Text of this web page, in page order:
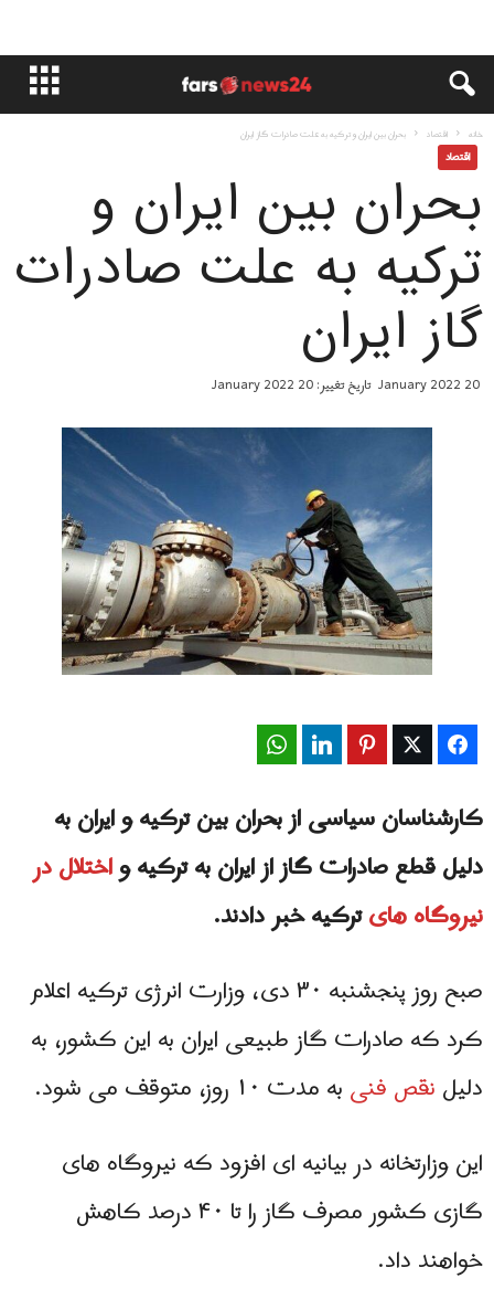
خانه اقتصاد بحران بین ایران و ترکیه به علت صادرات گاز ایران
اقتصاد
بحران بین ایران و
ترکیه به علت صادرات
گاز ایران
20 January 2022 تاریخ تغییر: 20 January 2022
Facebook
Twitter
Pinterest
LinkedIn
کارشناسان سیاسی از بحران بین ترکیه و ایران به
دلیل قطع صادرات گاز از ایران به ترکیه واختلال در
نیروگاه هایترکیه خبر دادند.
صبح روز پنجشنبه ۳۰ دی، وزارت انرژی ترکیه اعلام
کرد که صادرات گاز طبیعی ایران به این کشور، به
دلیلنقص فنیبه مدت ۱۰ روز، متوقف می شود.
این وزارتخانه در بیانیه ای افزود که نیروگاه های
گازی کشور مصرف گاز را تا ۴۰ درصد کاهش
خواهند داد.